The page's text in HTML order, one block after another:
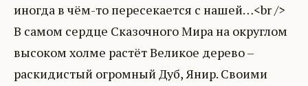
иногда в чём-то пересекается с нашей…<br />
В самом сердце Сказочного Мира на округлом
высоком холме растёт Великое дерево –
раскидистый огромный Дуб, Янир. Своими